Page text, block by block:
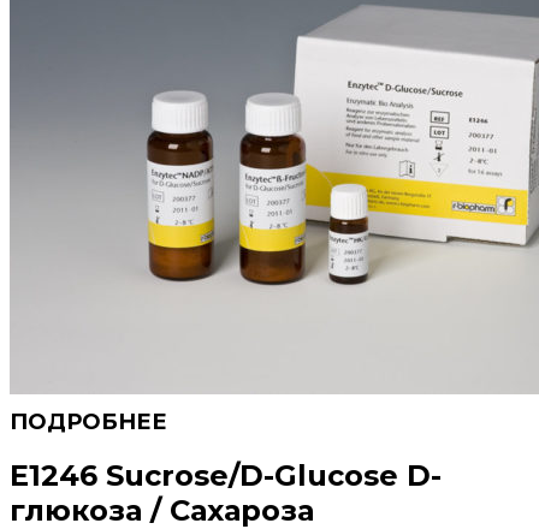
E1246 Sucrose/D-Glucose D-
глюкоза / Сахароза